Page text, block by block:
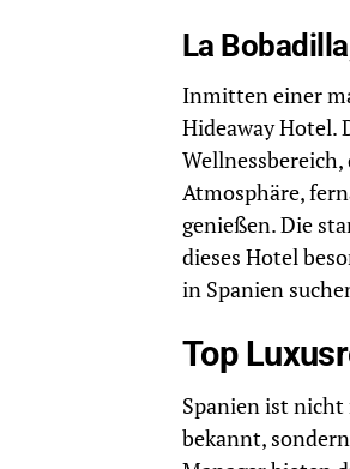
La
Inmitten einer
Hideaway Hotel.
Atmosphäre,
genießen. Die
dieses Hotel
in Spanien
Top
Spanien ist
bekannt,